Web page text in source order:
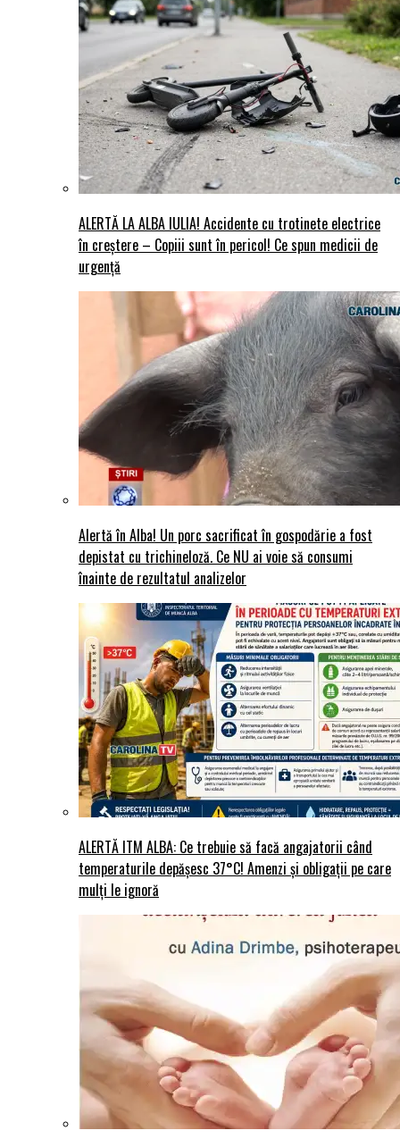
ALERTĂ LA ALBA IULIA! Accidente cu trotinete electrice
în creștere – Copiii sunt în pericol! Ce spun medicii de
urgență
Alertă în Alba! Un porc sacrificat în gospodărie a fost
depistat cu trichineloză. Ce NU ai voie să consumi
înainte de rezultatul analizelor
ALERTĂ ITM ALBA: Ce trebuie să facă angajatorii când
temperaturile depășesc 37°C! Amenzi și obligații pe care
mulți le ignoră